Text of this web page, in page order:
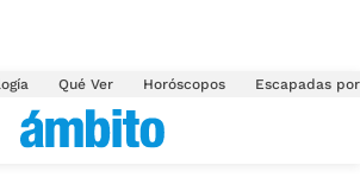
Qué Ver Horóscopos Escapadas